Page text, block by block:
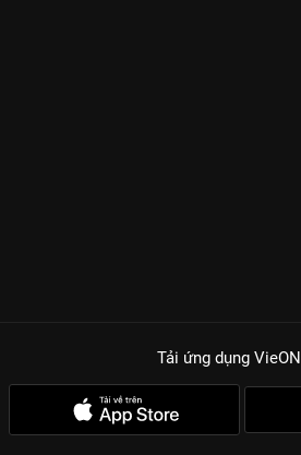
Tải ứng dụng VieON